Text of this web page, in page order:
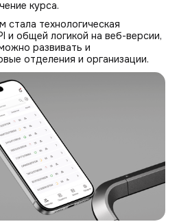
курса.
технологическая
и общей логикой на веб-версии,
развивать и
отделения и организации.